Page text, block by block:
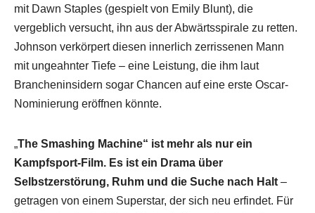
mit Dawn Staples (gespielt von Emily Blunt), die
vergeblich versucht, ihn aus der Abwärtsspirale zu retten.
Johnson verkörpert diesen innerlich zerrissenen Mann
mit ungeahnter Tiefe – eine Leistung, die ihm laut
Brancheninsidern sogar Chancen auf eine erste Oscar-
Nominierung eröffnen könnte.
„The Smashing Machine“ ist mehr als nur ein
Kampfsport-Film. Es ist ein Drama über
Selbstzerstörung, Ruhm und die Suche nach Halt –
getragen von einem Superstar, der sich neu erfindet. Für